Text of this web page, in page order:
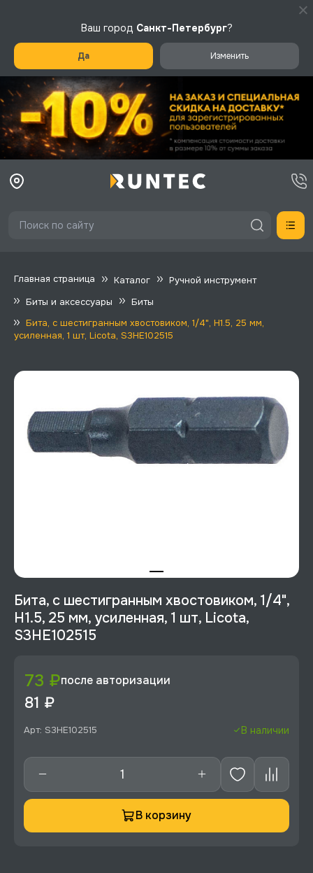
Ваш город Санкт-Петербург?
Да Изменить
Главная страница Каталог
Ручной инструмент
Биты и аксессуары
Биты
Бита, с шестигранным хвостовиком, 1/4", H1.5, 25 мм,
усиленная, 1 шт, Licota, S3HE102515
Бита, с шестигранным хвостовиком, 1/4",
H1.5, 25 мм, усиленная, 1 шт, Licota,
S3HE102515
73 ₽после авторизации
81 ₽
Арт: S3HE102515 В наличии
В корзину